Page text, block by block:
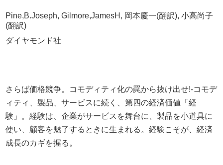
Pine,B.Joseph, Gilmore,JamesH, 岡本慶一(翻訳), 小高尚子
(翻訳)
ダイヤモンド社
さらば価格競争。コモディティ化の罠から抜け出せ!-コモデ
ィティ、製品、サービスに続く、第四の経済価値「経
験」。経験は、企業がサービスを舞台に、製品を小道具に
使い、顧客を魅了するときに生まれる。経験こそが、経済
成長のカギを握る。